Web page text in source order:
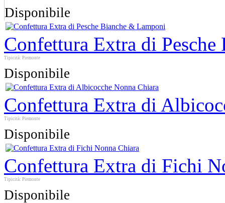
Disponibile
Confettura Extra di
Tipicità: Piemonte
Disponibile
Confettura Extra di
Tipicità: Piemonte
Disponibile
Confettura Extra di Fichi
Tipicità: Piemonte
Disponibile